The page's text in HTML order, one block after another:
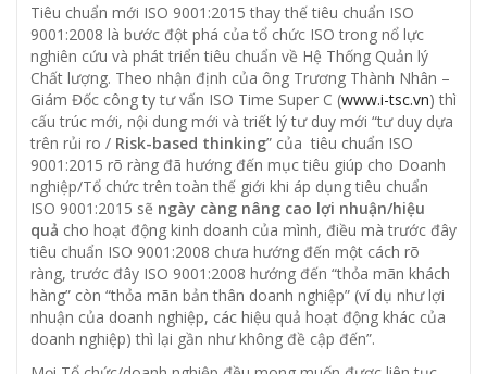
Tiêu chuẩn mới ISO 9001:2015 thay thế tiêu chuẩn ISO
9001:2008 là bước đột phá của tổ chức ISO trong nổ lực
nghiên cứu và phát triển tiêu chuẩn về Hệ Thống Quản lý
Chất lượng. Theo nhận định của ông Trương Thành Nhân –
Giám Đốc công ty tư vấn ISO Time Super C (www.i-tsc.vn) thì
cấu trúc mới, nội dung mới và triết lý tư duy mới “tư duy dựa
trên rủi ro / Risk-based thinking” của tiêu chuẩn ISO
9001:2015 rõ ràng đã hướng đến mục tiêu giúp cho Doanh
nghiệp/Tổ chức trên toàn thế giới khi áp dụng tiêu chuẩn
ISO 9001:2015 sẽ ngày càng nâng cao lợi nhuận/hiệu
quả cho hoạt động kinh doanh của mình, điều mà trước đây
tiêu chuẩn ISO 9001:2008 chưa hướng đến một cách rõ
ràng, trước đây ISO 9001:2008 hướng đến “thỏa mãn khách
hàng” còn “thỏa mãn bản thân doanh nghiệp” (ví dụ như lợi
nhuận của doanh nghiệp, các hiệu quả hoạt động khác của
doanh nghiệp) thì lại gần như không đề cập đến”.